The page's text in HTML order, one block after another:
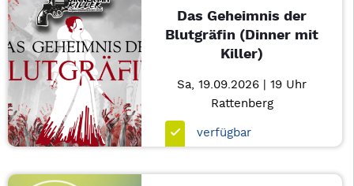
Das Geheimnis der
Blutgräfin (Dinner mit
Killer)
Sa, 19.09.2026 | 19 Uhr
Rattenberg
verfügbar